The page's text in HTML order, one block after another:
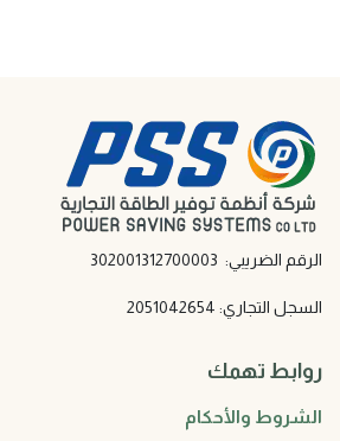
الرقم الضريبي: 302001312700003
السجل التجاري: 2051042654
روابط تهمك
الشروط والأحكام